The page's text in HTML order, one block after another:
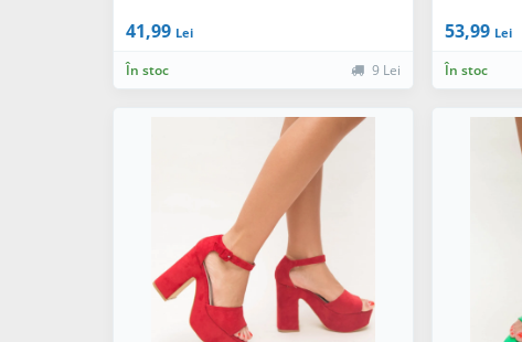
41,99 Lei
În stoc 9 Lei
53,99 Lei
În stoc